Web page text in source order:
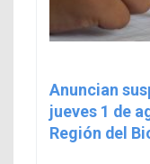
Anuncian
jueves 1 de
Región del